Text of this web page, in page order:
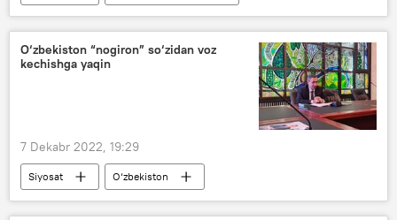
konstitutsiya
O‘zbekiston “nogiron” so‘zidan voz
kechishga yaqin
7 Dekabr 2022, 19:29
Siyosat O‘zbekiston